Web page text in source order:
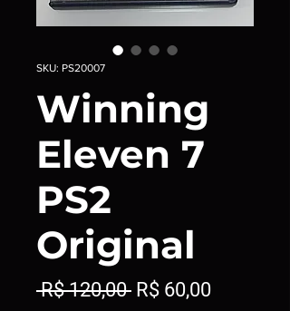
SKU: PS20007
Winning
Eleven 7
PS2
Original
R$ 120,00 Preço
R$ 60,00Preço